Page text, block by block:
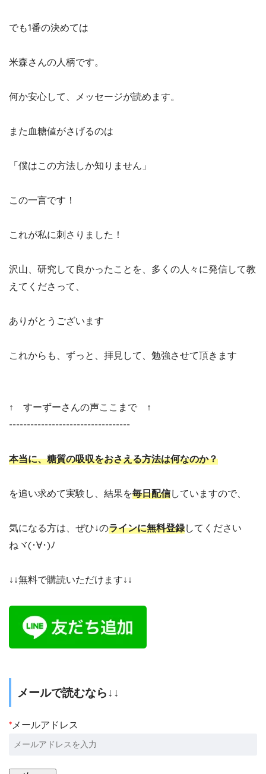
でも1番の決めては
米森さんの人柄です。
何か安心して、メッセージが読めます。
また血糖値がさげるのは
「僕はこの方法しか知りません」
この一言です！
これが私に刺さりました！
沢山、研究して良かったことを、多くの人々に発信して教
えてくださって、
ありがとうございます
これからも、ずっと、拝見して、勉強させて頂きます
↑ すーずーさんの声ここまで ↑
----------------------------------
本当に、糖質の吸収をおさえる方法は何なのか？
を追い求めて実験し、結果を毎日配信していますので、
気になる方は、ぜひ↓のラインに無料登録してください
ねヾ(･∀･)ﾉ
↓↓無料で購読いただけます↓↓
メールで読むなら↓↓
* メールアドレス